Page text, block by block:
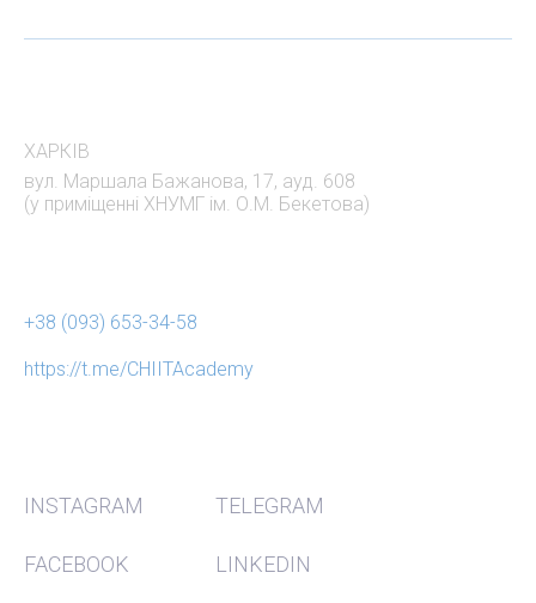
ХАРКІВ
вул. Маршала Бажанова, 17, ауд. 608
(у приміщенні ХНУМГ ім. О.М. Бекетова)
+38 (093) 653-34-58
https://t.me/CHIITAcademy
INSTAGRAM TELEGRAM
FACEBOOK LINKEDIN